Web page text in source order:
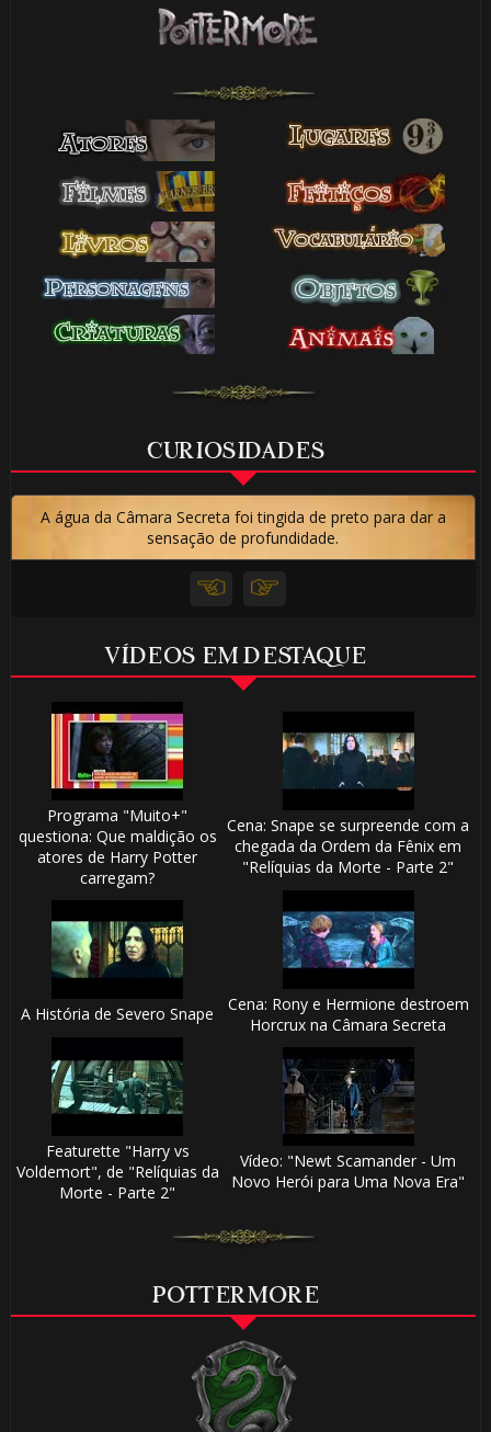
CURIOSIDADES
A água da Câmara Secreta foi tingida de preto para dar a
sensação de profundidade.
VÍDEOS EM DESTAQUE
Programa "Muito+"
questiona: Que maldição os
atores de Harry Potter
carregam?
Cena: Snape se surpreende com a
chegada da Ordem da Fênix em
"Relíquias da Morte - Parte 2"
A História de Severo Snape
Cena: Rony e Hermione destroem
Horcrux na Câmara Secreta
Featurette "Harry vs
Voldemort", de "Relíquias da
Morte - Parte 2"
Vídeo: "Newt Scamander - Um
Novo Herói para Uma Nova Era"
POTTERMORE